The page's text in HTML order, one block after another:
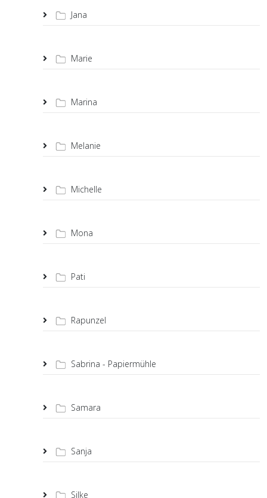
Jana
Marie
Marina
Melanie
Michelle
Mona
Pati
Rapunzel
Sabrina - Papiermühle
Samara
Sanja
Silke